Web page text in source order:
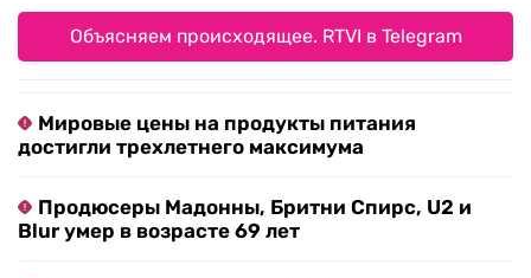
Объясняем происходящее. RTVI в Telegram
Мировые цены на продукты питания
достигли трехлетнего максимума
Продюсеры Мадонны, Бритни Спирс, U2 и
Blur умер в возрасте 69 лет